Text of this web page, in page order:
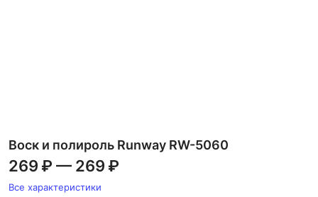
Воск и полироль Runway RW-5060
269 ₽ — 269 ₽
Все характеристики